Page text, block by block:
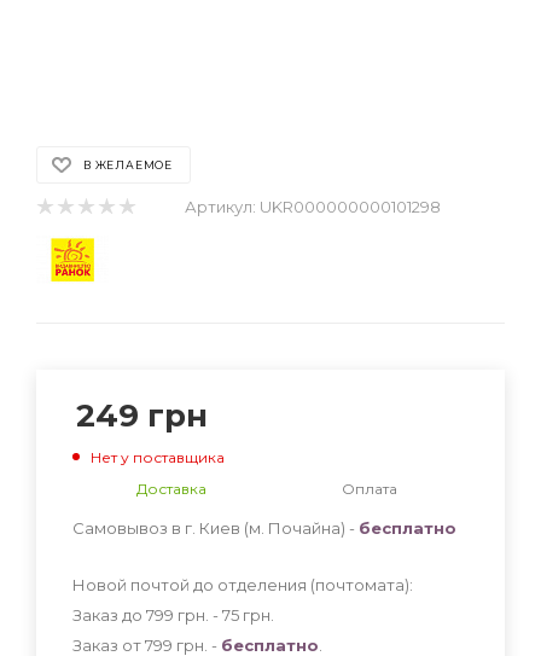
В ЖЕЛАЕМОЕ
Артикул: UKR000000000101298
249 грн
Нет у поставщика
Доставка
Оплата
Самовывоз в г. Киев (м. Почайна) - бесплатно
Новой почтой до отделения (почтомата):
Заказ до 799 грн. - 75 грн
Заказ от 799 грн. - бесплатно